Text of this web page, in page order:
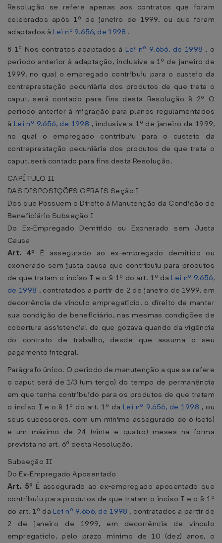
Resolução se refere apenas aos contratos que foram
celebrados após 1º de janeiro de 1999, ou que foram
adaptados à Lei nº 9.656, de 1998 .
§ 1º Nos contratos adaptados à Lei nº 9.656, de 1998 , o
período anterior à adaptação, inclusive a 1º de janeiro de
1999, no qual o empregado contribuiu para o custeio da
contraprestação pecuniária dos produtos de que trata o
caput, será contado para fins desta Resolução § 2º O
período anterior à migração para planos regulamentados
à Lei nº 9.656, de 1998 , inclusive a 1º de janeiro de 1999,
no qual o empregado contribuiu para o custeio da
contraprestação pecuniária dos produtos de que trata o
caput, será contado para fins desta Resolução.
CAPÍTULO II
DAS DISPOSIÇÕES GERAIS Seção I
Dos que Possuem o Direito à Manutenção da Condição de
Beneficiário Subseção I
Do Ex-Empregado Demitido ou Exonerado sem Justa
Causa
Art. 4º É assegurado ao ex-empregado demitido ou
exonerado sem justa causa que contribuiu para produtos
de que tratam o inciso I e o § 1º do art. 1º da Lei nº 9.656,
de 1998 , contratados a partir de 2 de janeiro de 1999, em
decorrência de vínculo empregatício, o direito de manter
sua condição de beneficiário, nas mesmas condições de
cobertura assistencial de que gozava quando da vigência
do contrato de trabalho, desde que assuma o seu
pagamento integral.
Parágrafo único. O período de manutenção a que se refere
o caput será de 1/3 (um terço) do tempo de permanência
em que tenha contribuído para os produtos de que tratam
o inciso I e o § 1º do art. 1º da Lei nº 9.656, de 1998 , ou
seus sucessores, com um mínimo assegurado de 6 (seis)
e um máximo de 24 (vinte e quatro) meses na forma
prevista no art. 6º desta Resolução.
Subseção II
Do Ex-Empregado Aposentado
Art. 5º É assegurado ao ex-empregado aposentado que
contribuiu para produtos de que tratam o inciso I e o § 1º
do art. 1º da Lei nº 9.656, de 1998 , contratados a partir de
2 de janeiro de 1999, em decorrência de vínculo
empregatício, pelo prazo mínimo de 10 (dez) anos, o